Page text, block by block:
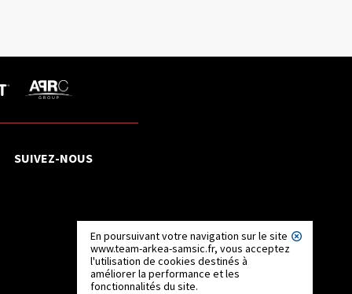
En poursuivant votre navigation sur le site
www.team-arkea-samsic.fr, vous acceptez
l'utilisation de cookies destinés à
améliorer la performance et les
fonctionnalités du site.
SUIVEZ-NOUS